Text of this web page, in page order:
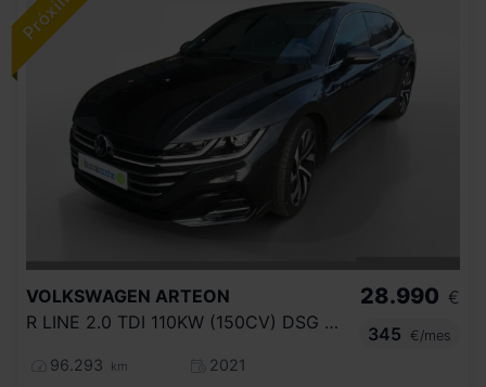
VOLKSWAGEN ARTEON
R LINE 2.0 TDI 110KW (150CV) DSG SB
96.293 km
2021
28.990 €
345
€/mes